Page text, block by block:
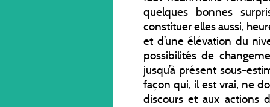
quelques bonnes
constituer elles aussi,
et d’une élévation du
possibilités de
jusqu’à présent sous-
façon qui, il est vrai, ne
discours et aux actions